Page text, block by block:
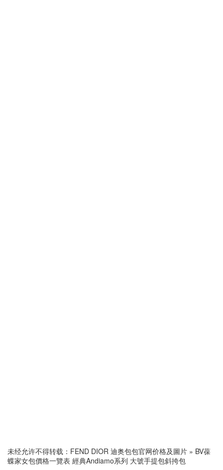
未经允许不得转载： FEND DIOR 迪奥包包官网价格及圖片 » BV葆
蝶家女包價格一覽表 經典Andiamo系列 大號手提包斜挎包